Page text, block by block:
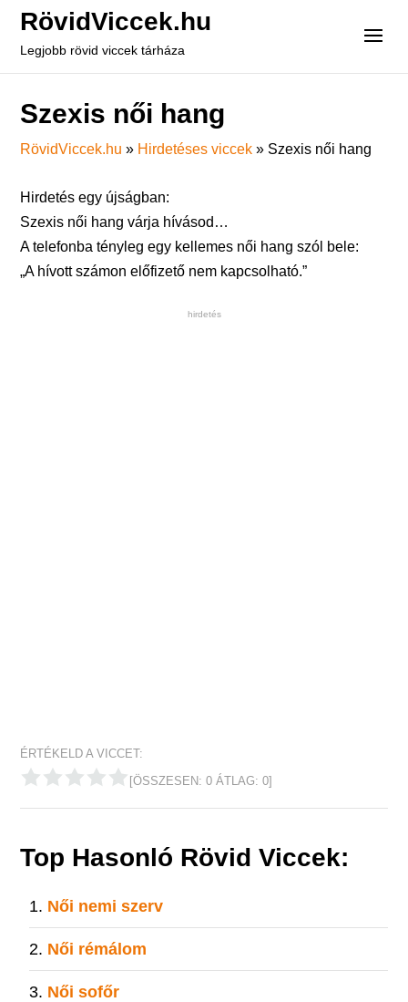
RövidViccek.hu
Legjobb rövid viccek tárháza
Szexis női hang
RövidViccek.hu » Hirdetéses viccek » Szexis női hang
Hirdetés egy újságban:
Szexis női hang várja hívásod…
A telefonba tényleg egy kellemes női hang szól bele:
„A hívott számon előfizető nem kapcsolható.”
hirdetés
ÉRTÉKELD A VICCET:
[ÖSSZESEN:0 ÁTLAG:0]
Top Hasonló Rövid Viccek:
Női nemi szerv
Női rémálom
Női sofőr